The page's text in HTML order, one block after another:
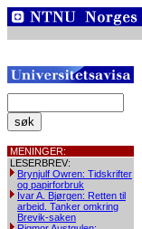
MENINGER:
LESERBREV:
Brynjulf Owren: Tidskrifter
og papirforbruk
Ivar A. Bjørgen: Retten til
arbeid. Tanker omkring
Brevik-saken